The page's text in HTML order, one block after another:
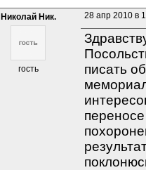
Николай Ник.
гость
28 апр 2010 в
писать